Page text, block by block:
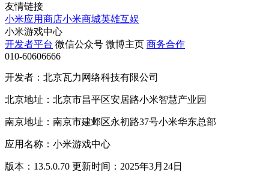
友情链接
小米应用商店小米商城英雄互娱
小米游戏中心
开发者平台 微信公众号 微博主页 商务合作
010-60606666
开发者：北京瓦力网络科技有限公司
北京地址：北京市昌平区安居路小米智慧产业园
南京地址：南京市建邺区永初路37号小米华东总部
应用名称：小米游戏中心
版本：13.5.0.70 更新时间：2025年3月24日